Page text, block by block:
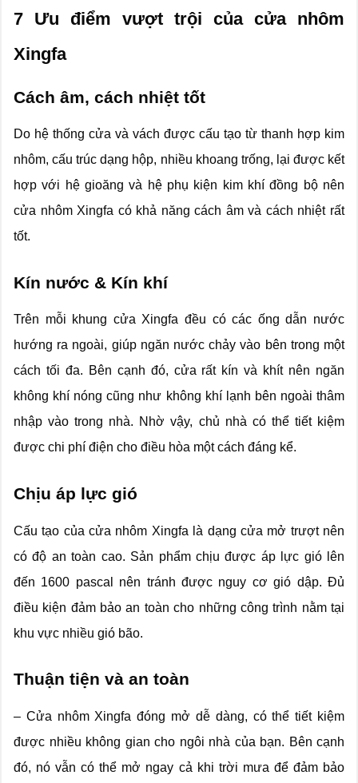
7 Ưu điểm vượt trội của cửa nhôm
Xingfa
Cách âm, cách nhiệt tốt
Do hệ thống cửa và vách được cấu tạo từ thanh hợp kim
nhôm, cấu trúc dạng hộp, nhiều khoang trống, lại được kết
hợp với hệ gioăng và hệ phụ kiện kim khí đồng bộ nên
cửa nhôm Xingfa có khả năng cách âm và cách nhiệt rất
tốt.
Kín nước & Kín khí
Trên mỗi khung cửa Xingfa đều có các ống dẫn nước
hướng ra ngoài, giúp ngăn nước chảy vào bên trong một
cách tối đa. Bên cạnh đó, cửa rất kín và khít nên ngăn
không khí nóng cũng như không khí lạnh bên ngoài thâm
nhập vào trong nhà. Nhờ vậy, chủ nhà có thể tiết kiệm
được chi phí điện cho điều hòa một cách đáng kể.
Chịu áp lực gió
Cấu tạo của cửa nhôm Xingfa là dạng cửa mở trượt nên
có độ an toàn cao. Sản phẩm chịu được áp lực gió lên
đến 1600 pascal nên tránh được nguy cơ gió dập. Đủ
điều kiện đảm bảo an toàn cho những công trình nằm tại
khu vực nhiều gió bão.
Thuận tiện và an toàn
– Cửa nhôm Xingfa đóng mở dễ dàng, có thể tiết kiệm
được nhiều không gian cho ngôi nhà của bạn. Bên cạnh
đó, nó vẫn có thể mở ngay cả khi trời mưa để đảm bảo